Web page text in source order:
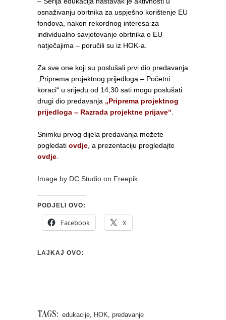
osnaživanju obrtnika za uspješno korištenje EU
fondova, nakon rekordnog interesa za
individualno savjetovanje obrtnika o EU
natječajima – poručili su iz HOK-a.
Za sve one koji su poslušali prvi dio predavanja
„Priprema projektnog prijedloga – Početni
koraci“ u srijedu od 14,30 sati mogu poslušati
drugi dio predavanja „Priprema projektnog
prijedloga – Razrada projektne prijave“
Snimku prvog dijela predavanja možete
pogledati ovdje , a prezentaciju pregledajte
ovdje
Image by DC Studio on Freepik
PODJELI OVO:
Facebook X
LAJKAJ OVO:
TAGS: edukacije HOK predavanje